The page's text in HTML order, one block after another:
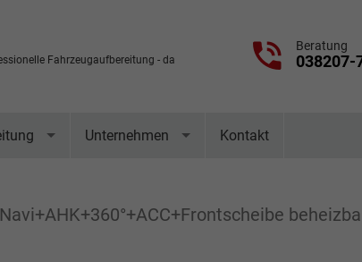
Fahrzeugaufbereitung - da
Beratung
038207-
Unternehmen Kontakt